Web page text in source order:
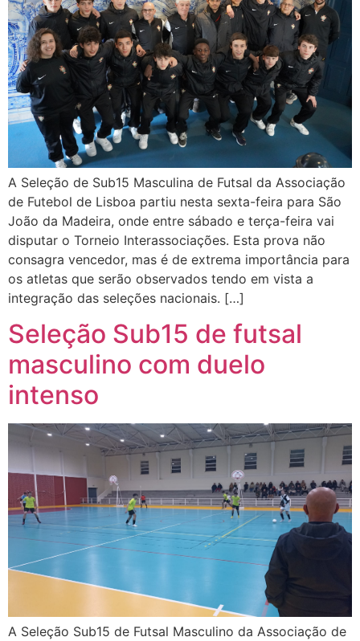
A Seleção de Sub15 Masculina de Futsal da Associação
de Futebol de Lisboa partiu nesta sexta-feira para São
João da Madeira, onde entre sábado e terça-feira vai
disputar o Torneio Interassociações. Esta prova não
consagra vencedor, mas é de extrema importância para
os atletas que serão observados tendo em vista a
integração das seleções nacionais. […]
Seleção Sub15 de futsal
masculino com duelo
intenso
A Seleção Sub15 de Futsal Masculino da Associação de